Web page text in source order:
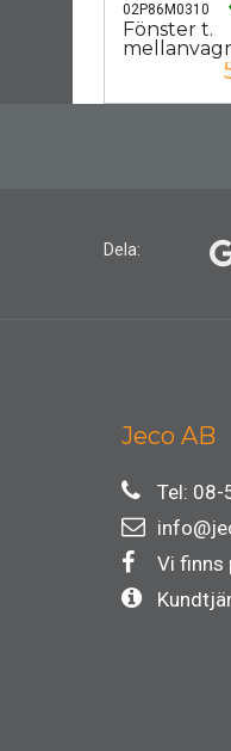
02P86M0310
Fönster t.
Dela:
Jeco AB
Tel:
Vi finns